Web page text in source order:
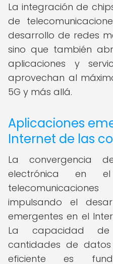
La integración de
de
desarrollo de redes
sino que también
aplicaciones y
aprovechan al
5G y más allá.
Aplicaciones
Internet de las
La convergencia
electrónica en
impulsando el
emergentes en el
La capacidad de
cantidades de
eficiente es